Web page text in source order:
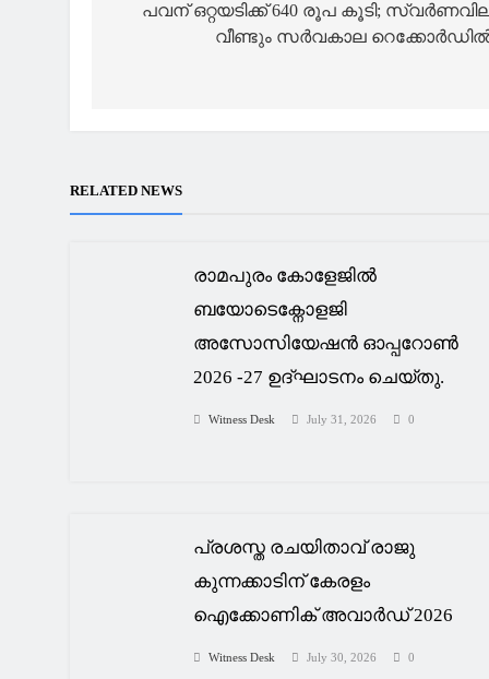
navigation
പവന് ഒറ്റയടിക്ക് 640 രൂപ കൂടി;
വീണ്ടും സര്‍വകാല
RELATED NEWS
രാമപുരം കോളേജിൽ
ബയോടെക്നോളജി
അസോസിയേഷൻ ഓപ്പറോൺ
2026 -27 ഉദ്ഘാടനം ചെയ്തു.
Witness Desk July 31, 2026 0
പ്രശസ്ത രചയിതാവ് രാജു
കുന്നക്കാടിന് കേരളം
ഐക്കോണിക് അവാർഡ് 2026
Witness Desk July 30, 2026 0